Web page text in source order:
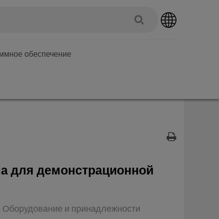
обеспечение
для демонстрационной
Оборудование и принадлежности